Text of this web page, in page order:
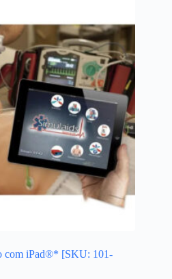
com iPad®* [SKU: 101-